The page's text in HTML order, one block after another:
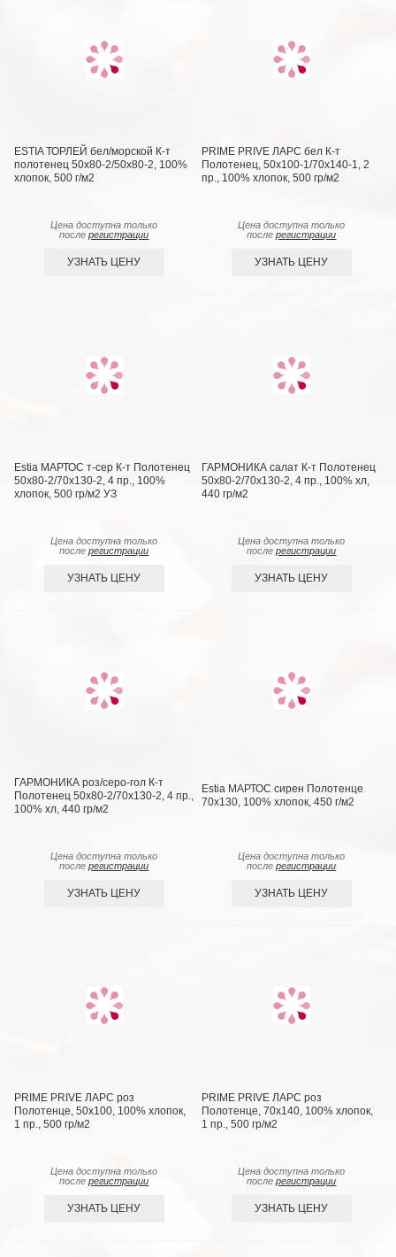
ESTIA ТОРЛЕЙ бел/морской К-т
полотенец 50х80-2/50х80-2, 100%
хлопок, 500 г/м2
Цена доступна только
послерегистрации
УЗНАТЬ ЦЕНУ
PRIME PRIVE ЛАРС бел К-т
Полотенец, 50x100-1/70х140-1, 2
пр., 100% хлопок, 500 гр/м2
Цена доступна только
послерегистрации
УЗНАТЬ ЦЕНУ
Estia МАРТОС т-сер К-т Полотенец
50х80-2/70х130-2, 4 пр., 100%
хлопок, 500 гр/м2 УЗ
Цена доступна только
послерегистрации
УЗНАТЬ ЦЕНУ
ГАРМОНИКА салат К-т Полотенец
50х80-2/70х130-2, 4 пр., 100% хл,
440 гр/м2
Цена доступна только
послерегистрации
УЗНАТЬ ЦЕНУ
ГАРМОНИКА роз/серо-гол К-т
Полотенец 50х80-2/70х130-2, 4 пр.,
100% хл, 440 гр/м2
Цена доступна только
послерегистрации
УЗНАТЬ ЦЕНУ
Estia МАРТОС сирен Полотенце
70х130, 100% хлопок, 450 г/м2
Цена доступна только
послерегистрации
УЗНАТЬ ЦЕНУ
PRIME PRIVE ЛАРС роз
Полотенце, 50x100, 100% хлопок,
1 пр., 500 гр/м2
Цена доступна только
послерегистрации
УЗНАТЬ ЦЕНУ
PRIME PRIVE ЛАРС роз
Полотенце, 70х140, 100% хлопок,
1 пр., 500 гр/м2
Цена доступна только
послерегистрации
УЗНАТЬ ЦЕНУ